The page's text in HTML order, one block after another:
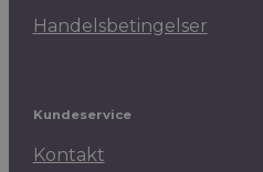
Handelsbetingelser
Kundeservice
Kontakt